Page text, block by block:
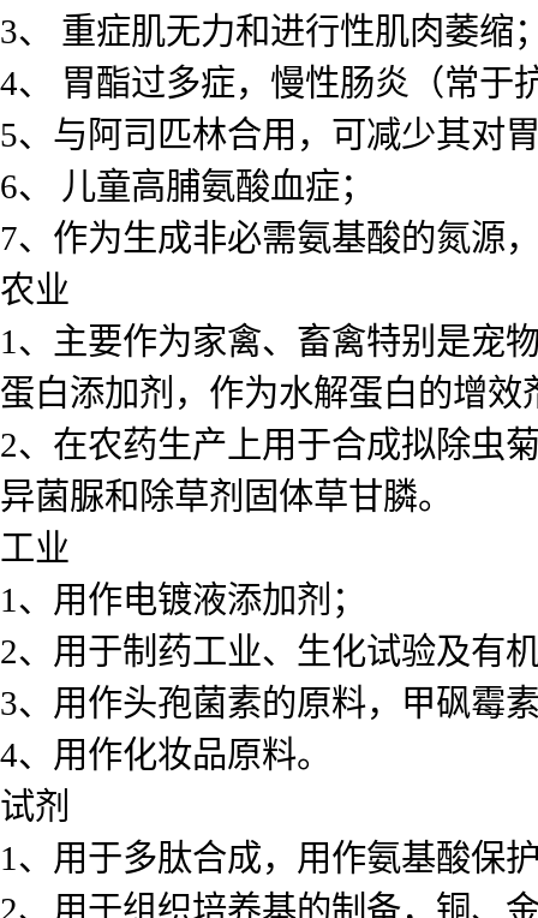
3、 重症肌无力和进行性肌肉萎缩
4、 胃酯过多症，慢性肠炎（常于
5、与阿司匹林合用，可减少其对
6、 儿童高脯氨酸血症；
7、作为生成非必需氨基酸的氮源
农业
1、主要作为家禽、畜禽特别是宠
蛋白添加剂，作为水解蛋白的增效
2、在农药生产上用于合成拟除虫
异菌脲和除草剂固体草甘膦。
工业
1、用作电镀液添加剂；
2、用于制药工业、生化试验及有
3、用作头孢菌素的原料，甲砜霉
4、用作化妆品原料。
试剂
1、用于多肽合成，用作氨基酸保
2、用于组织培养基的制备，铜、